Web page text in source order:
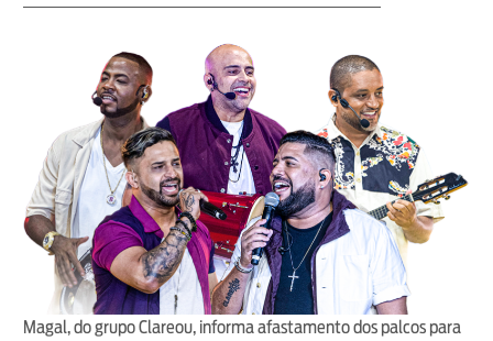
Magal, do grupo Clareou, informa afastamento dos palcos para